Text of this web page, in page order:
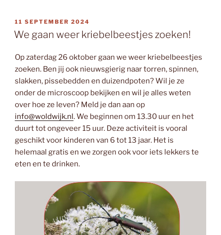
GEPLAATST
OP
11 SEPTEMBER 2024
We gaan weer kriebelbeestjes zoeken!
Op zaterdag 26 oktober gaan we weer kriebelbeestjes
zoeken. Ben jij ook nieuwsgierig naar torren, spinnen,
slakken, pissebedden en duizendpoten? Wil je ze
onder de microscoop bekijken en wil je alles weten
over hoe ze leven? Meld je dan aan op
info@woldwijk.nl. We beginnen om 13.30 uur en het
duurt tot ongeveer 15 uur. Deze activiteit is vooral
geschikt voor kinderen van 6 tot 13 jaar. Het is
helemaal gratis en we zorgen ook voor iets lekkers te
eten en te drinken.